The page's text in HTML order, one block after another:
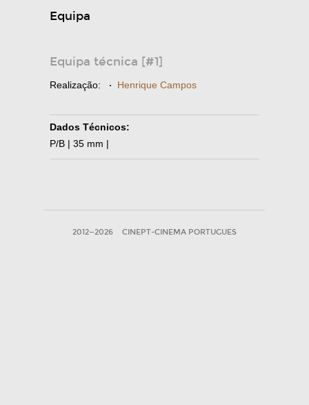
Equipa
Equipa técnica [#1]
Realização: · Henrique Campos
Dados Técnicos:
P/B | 35 mm |
2012—2026 CINEPT-CINEMA PORTUGUES